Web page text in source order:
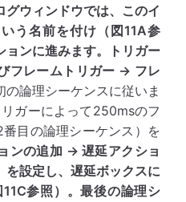
ウィンドウでは、このイ
う名前を付け（図11A参
ョンに進みます。トリガー
フレームトリガー → フレ
の論理シーケンスに従いま
ガーによって250msのフ
目の論理シーケンス）を
ンの追加 → 遅延アクショ
を設定し、遅延ボックスに
参照）。最後の論理シ